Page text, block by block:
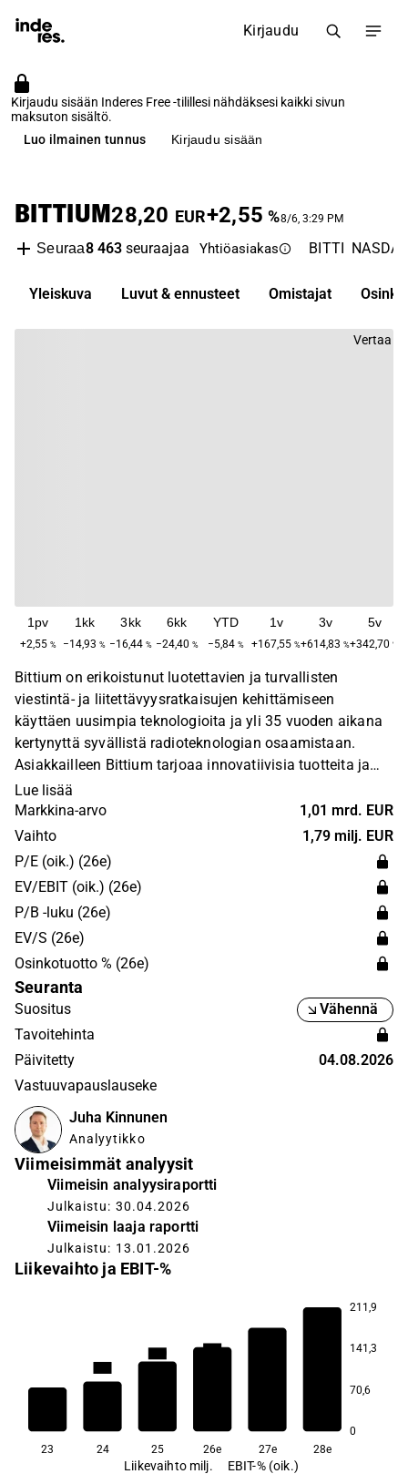
Kirjaudu
Kirjaudu sisään Inderes Free -tilillesi nähdäksesi kaikki sivun
maksuton sisältö.
Luo ilmainen tunnus
Kirjaudu sisään
BITTIUM28,20 EUR+2,55 %8/6, 3:29 PM
Seuraa8 463seuraajaa Yhtiöasiakas BITTI
Yleiskuva Luvut & ennusteet Omistajat Osinko
Vertaa
1pv
+2,55 %
1kk
−14,93 %
3kk
−16,44 %
6kk
−24,40 %
YTD
−5,84 %
1v
+167,55 %
3v
+614,83 %
5v
+342,70 %
Bittium on erikoistunut luotettavien ja turvallisten
viestintä- ja liitettävyysratkaisujen kehittämiseen
käyttäen uusimpia teknologioita ja yli 35 vuoden aikana
kertynyttä syvällistä radioteknologian osaamistaan.
Asiakkailleen Bittium tarjoaa innovatiivisia tuotteita ja
palveluita, tuotealustoihinsa perustuvia ratkaisuja ja
tuotekehityspalveluita sekä korkealaatuisia
tietoturvaratkaisuja mobiililaitteisiin ja kannettaviin
tietokoneisiin. Bittium tarjoaa asiakkailleen myös
terveydenhuollon teknologian tuotteita ja palveluita
biosignaalien mittaamiseen kardiologian ja
neurofysiologian osa-alueilla. Yhtiön pääkonttori sijaitsee
Oulussa.
Lue lisää
Markkina-arvo
1,01 mrd. EUR
Vaihto
1,79 milj. EUR
P/E (oik.) (26e)
EV/EBIT (oik.) (26e)
P/B -luku (26e)
EV/S (26e)
Osinkotuotto % (26e)
Seuranta
Suositus
Vähennä
Tavoitehinta
Päivitetty
04.08.2026
Vastuuvapauslauseke
Juha Kinnunen
Analyytikko
Viimeisimmät analyysit
Viimeisin analyysiraportti
Julkaistu: 30.04.2026
Viimeisin laaja raportti
Julkaistu: 13.01.2026
Liikevaihto ja EBIT-%
211,9
141,3
70,6
0
19,1
23 24 25 26e 27e 28e
Liikevaihto milj. EBIT-% (oik.)